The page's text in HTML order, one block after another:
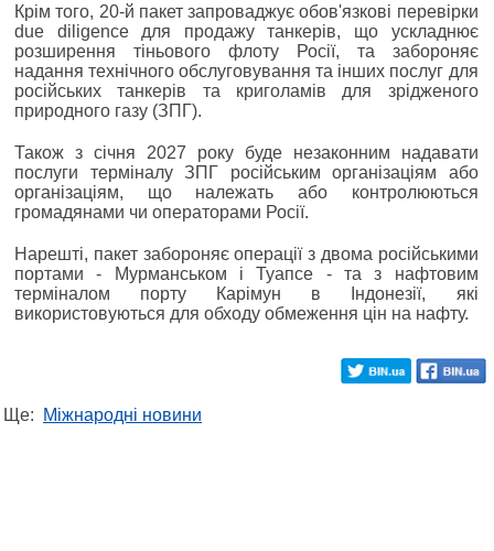
Крім того, 20-й пакет запроваджує обов'язкові перевірки
due diligence для продажу танкерів, що ускладнює
розширення тіньового флоту Росії, та забороняє
надання технічного обслуговування та інших послуг для
російських танкерів та криголамів для зрідженого
природного газу (ЗПГ).
Також з січня 2027 року буде незаконним надавати
послуги терміналу ЗПГ російським організаціям або
організаціям, що належать або контролюються
громадянами чи операторами Росії.
Нарешті, пакет забороняє операції з двома російськими
портами - Мурманськом і Туапсе - та з нафтовим
терміналом порту Карімун в Індонезії, які
використовуються для обходу обмеження цін на нафту.
Ще: Міжнародні новини